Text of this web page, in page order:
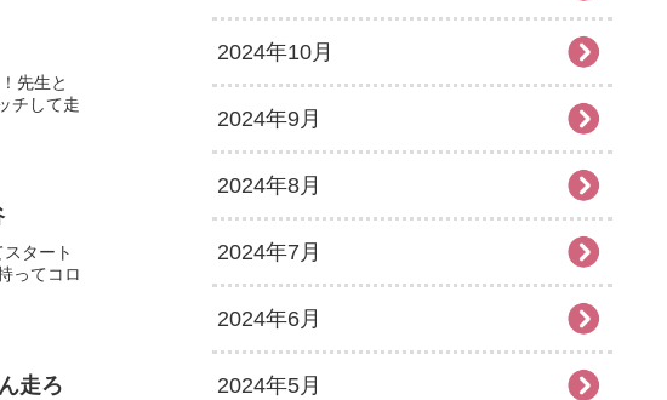
先生と
チして走
タート
ってコロ
走ろ
2024年10月
2024年9月
2024年8月
2024年7月
2024年6月
2024年5月